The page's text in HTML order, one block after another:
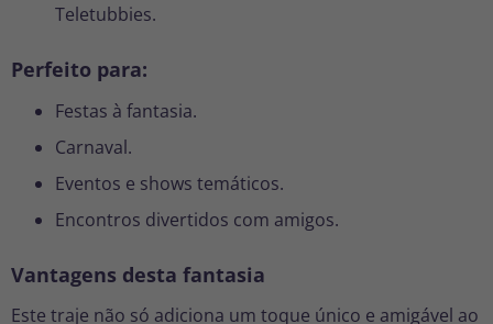
Teletubbies.
Perfeito para:
Festas à fantasia.
Carnaval.
Eventos e shows temáticos.
Encontros divertidos com amigos.
Vantagens desta fantasia
Este traje não só adiciona um toque único e amigável ao